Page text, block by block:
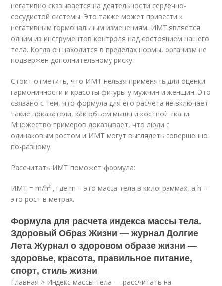
негативно сказывается на деятельности сердечно-
сосудистой системы. Это также может привести к
негативным гормональным изменениям. ИМТ является
одним из инструментов контроля над состоянием нашего
тела. Когда он находится в пределах нормы, организм не
подвержен дополнительному риску.
Стоит отметить, что ИМТ нельзя применять для оценки
гармоничности и красоты фигуры у мужчин и женщин. Это
связано с тем, что формула для его расчета не включает
такие показатели, как объём мышц и костной ткани.
Множество примеров доказывает, что люди с
одинаковым ростом и ИМТ могут выглядеть совершенно
по-разному.
Рассчитать ИМТ поможет формула:
ИМТ = m/h² , где m – это масса тела в килограммах, а h –
это рост в метрах.
Формула для расчета индекса массы тела.
Здоровый Образ Жизни — журнал Долгие
Лета Журнал о здоровом образе жизни —
здоровье, красота, правильное питание,
спорт, стиль жизни
Главная > Индекс массы тела — рассчитать на